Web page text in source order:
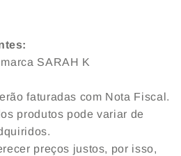
SARAH K
faturadas com Nota Fiscal.
produtos pode variar de
preços justos, por isso,